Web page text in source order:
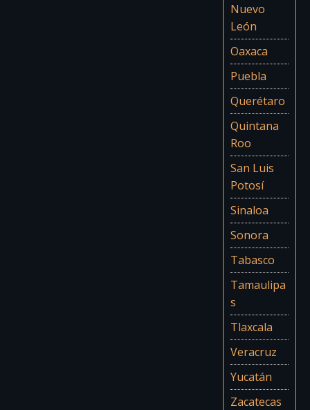
Nuevo
León
Oaxaca
Puebla
Querétaro
Quintana
Roo
San Luis
Potosí
Sinaloa
Sonora
Tabasco
Tamaulipa
s
Tlaxcala
Veracruz
Yucatán
Zacatecas